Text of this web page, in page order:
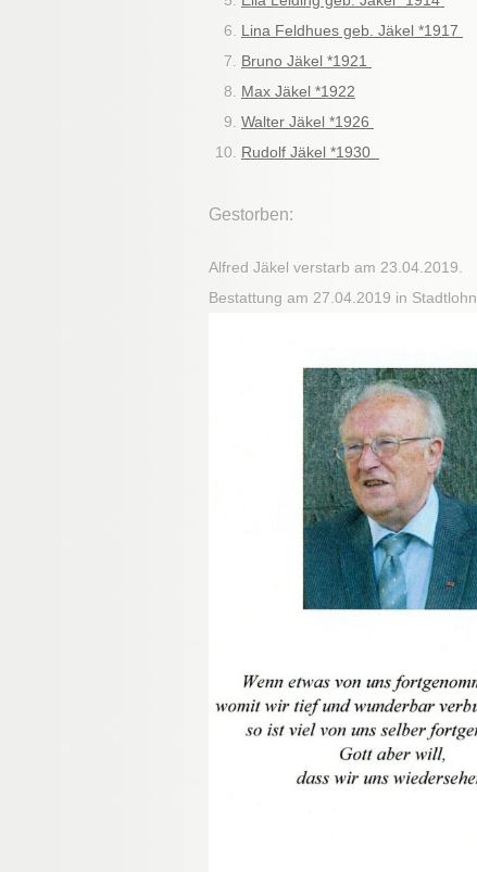
Lina Feldhues geb. Jäkel *1917
Bruno Jäkel *1921
Max Jäkel *1922
Walter Jäkel *1926
Rudolf Jäkel *1930
Gestorben:
Alfred Jäkel verstarb am 23.04.2019.
Bestattung am 27.04.2019 in Stadtlohn.